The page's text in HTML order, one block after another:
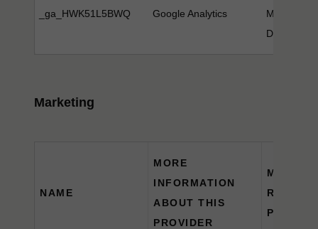
_ga_HWK51L5BWQ Google Analytics
Month(s), 4
Day(s)
Marketing
NAME
MORE
INFORMATION
ABOUT THIS
PROVIDER
PERIOD